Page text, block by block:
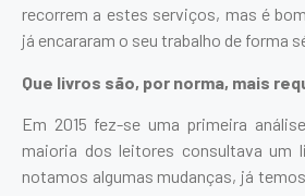
recorrem a estes serviços, mas é
já encararam o seu trabalho de forma
Que livros são, por norma, mais
Em 2015 fez-se uma primeira
maioria dos leitores consultava um
notamos algumas mudanças, já